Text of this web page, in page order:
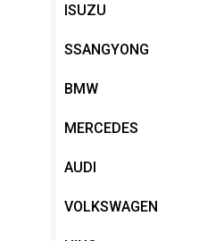
ISUZU
SSANGYONG
BMW
MERCEDES
AUDI
VOLKSWAGEN